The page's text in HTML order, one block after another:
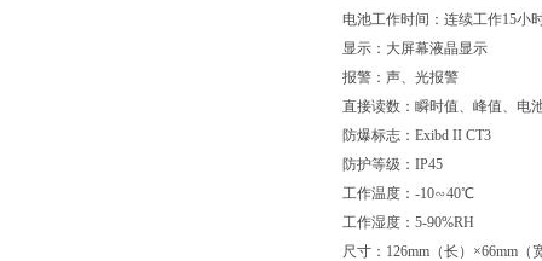
电池工作时间：连续工作15
显示：大屏幕液晶显示
报警：声、光报警
直接读数：瞬时值、峰值、电
防爆标志：Exibd II CT3
防护等级：IP45
工作温度：-10∽40℃
工作湿度：5-90%RH
尺寸：126mm（长）×66mm（